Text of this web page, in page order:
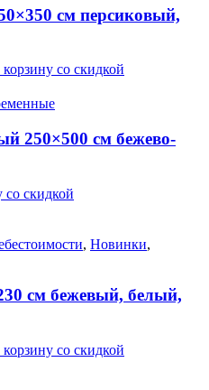
см персиковый,
со скидкой
250×500 см бежево-
со скидкой
, Новинки,
см бежевый, белый,
со скидкой